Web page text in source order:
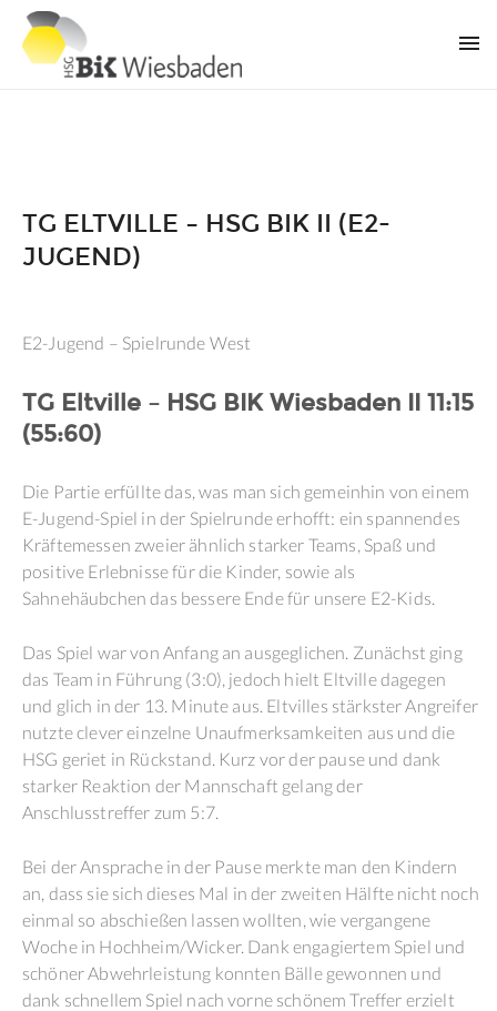
TG ELTVILLE – HSG BIK II (E2-
JUGEND)
E2-Jugend – Spielrunde West
TG Eltville – HSG BIK Wiesbaden II 11:15
(55:60)
Die Partie erfüllte das, was man sich gemeinhin von einem
E-Jugend-Spiel in der Spielrunde erhofft: ein spannendes
Kräftemessen zweier ähnlich starker Teams, Spaß und
positive Erlebnisse für die Kinder, sowie als
Sahnehäubchen das bessere Ende für unsere E2-Kids.
Das Spiel war von Anfang an ausgeglichen. Zunächst ging
das Team in Führung (3:0), jedoch hielt Eltville dagegen
und glich in der 13. Minute aus. Eltvilles stärkster Angreifer
nutzte clever einzelne Unaufmerksamkeiten aus und die
HSG geriet in Rückstand. Kurz vor der pause und dank
starker Reaktion der Mannschaft gelang der
Anschlusstreffer zum 5:7.
Bei der Ansprache in der Pause merkte man den Kindern
an, dass sie sich dieses Mal in der zweiten Hälfte nicht noch
einmal so abschießen lassen wollten, wie vergangene
Woche in Hochheim/Wicker. Dank engagiertem Spiel und
schöner Abwehrleistung konnten Bälle gewonnen und
dank schnellem Spiel nach vorne schönem Treffer erzielt